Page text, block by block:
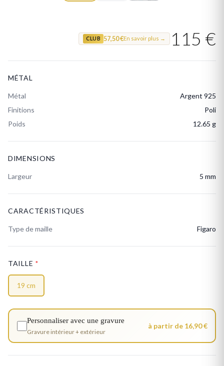
CLUB 57,50 €En savoir plus → 115 €
MÉTAL
Métal
Argent 925
Finitions
Poli
Poids
12.65 g
DIMENSIONS
Largeur 5 mm
CARACTÉRISTIQUES
Type de maille Figaro
TAILLE *
19 cm
Personnaliser avec une gravure
Gravure intérieur + extérieur
à partir de 16,90 €